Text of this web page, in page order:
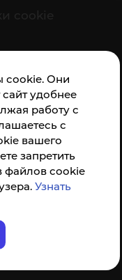
cookie. Они
удобнее
работу с
с
вашего
запретить
файлов cookie
Узнать
так же по прямой